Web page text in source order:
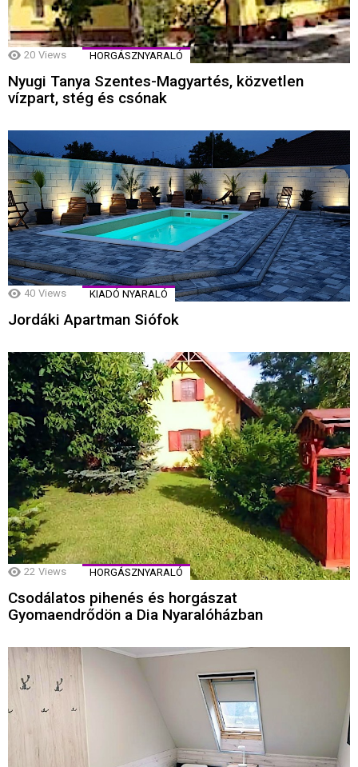
20 Views HORGÁSZNYARALÓ
Nyugi Tanya Szentes-Magyartés, közvetlen
vízpart, stég és csónak
40 Views KIADÓ NYARALÓ
Jordáki Apartman Siófok
22 Views HORGÁSZNYARALÓ
Csodálatos pihenés és horgászat
Gyomaendrődön a Dia Nyaralóházban